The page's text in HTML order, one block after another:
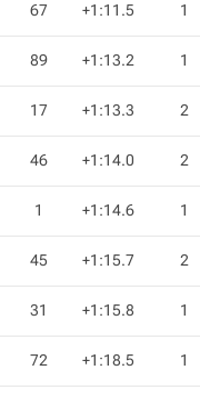
67 +1:11.5 1
89 +1:13.2 1
17 +1:13.3 2
46 +1:14.0 2
1 +1:14.6 1
45 +1:15.7 2
31 +1:15.8 1
72 +1:18.5 1